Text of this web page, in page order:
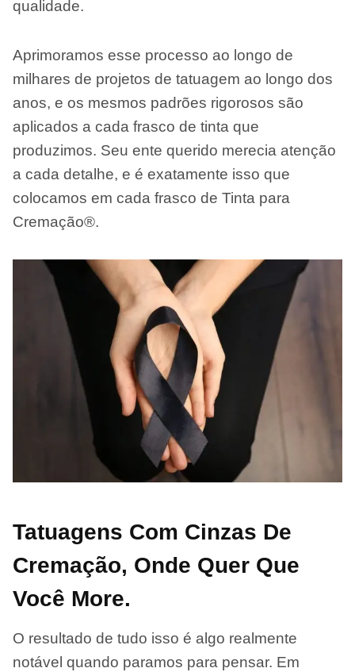
qualidade.
Aprimoramos esse processo ao longo de
milhares de projetos de tatuagem ao longo dos
anos, e os mesmos padrões rigorosos são
aplicados a cada frasco de tinta que
produzimos. Seu ente querido merecia atenção
a cada detalhe, e é exatamente isso que
colocamos em cada frasco de Tinta para
Cremação®.
Tatuagens Com Cinzas De
Cremação, Onde Quer Que
Você More.
O resultado de tudo isso é algo realmente
notável quando paramos para pensar. Em